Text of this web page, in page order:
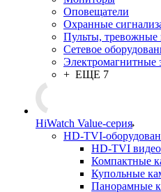
Оповещатели
Охранные
Пульты, тревожные
Сетевое
Электромагнитные
+ ЕЩЕ 7
HiWatch Value-серия
HD-TVI-
HD-TVI
Компактные
Купольные
Панорамные